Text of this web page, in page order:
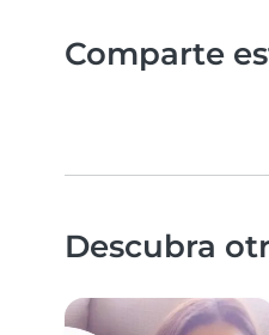
Comparte
Descubra